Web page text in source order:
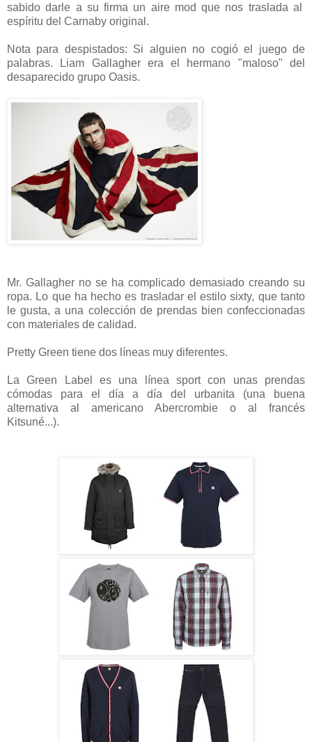
sabido darle a su firma un aire mod que nos traslada al
espíritu del Carnaby original.
Nota para despistados: Si alguien no cogió el juego de
palabras. Liam Gallagher era el hermano "maloso" del
desaparecido grupo Oasis.
Mr. Gallagher no se ha complicado demasiado creando su
ropa. Lo que ha hecho es trasladar el estilo sixty, que tanto
le gusta, a una colección de prendas bien confeccionadas
con materiales de calidad.
Pretty Green tiene dos líneas muy diferentes.
La Green Label es una línea sport con unas prendas
cómodas para el día a día del urbanita (una buena
alternativa al americano Abercrombie o al francés
Kitsuné...).